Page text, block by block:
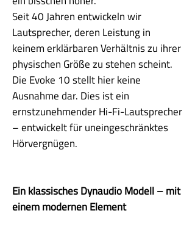
Seit 40 Jahren entwickeln wir
Lautsprecher, deren Leistung in
keinem erklärbaren Verhältnis zu ihrer
physischen Größe zu stehen scheint.
Die Evoke 10 stellt hier keine
Ausnahme dar. Dies ist ein
ernstzunehmender Hi-Fi-Lautsprecher
– entwickelt für uneingeschränktes
Hörvergnügen.
Ein klassisches Dynaudio Modell – mit
einem modernen Element